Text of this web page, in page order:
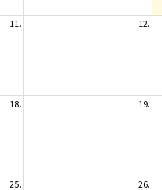
11. 12.
18. 19.
25. 26.